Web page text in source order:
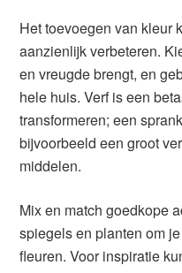
Het toevoegen van kleur
aanzienlijk verbeteren.
en vreugde brengt, en
hele huis. Verf is een
transformeren; een
bijvoorbeeld een groot
middelen.
Mix en match goedkope
spiegels en planten om
fleuren. Voor inspiratie